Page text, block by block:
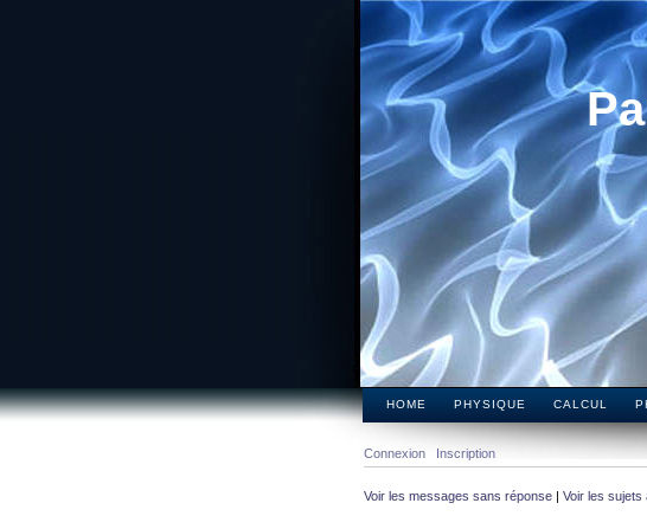
HOME PHYSIQUE CALCUL
Connexion Inscription
Voir les messages sans réponse | Voir les sujets